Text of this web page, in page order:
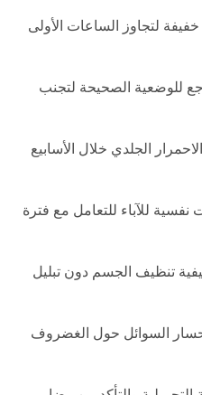
لتجاوز الساعات الأولى
للوضعية الصحيحة لتجنب
الجلدي خلال الأسابيع
نفسية للآباء للتعامل مع فترة
تنظيف الجسم دون تبليل
السوائل حول الغضروف